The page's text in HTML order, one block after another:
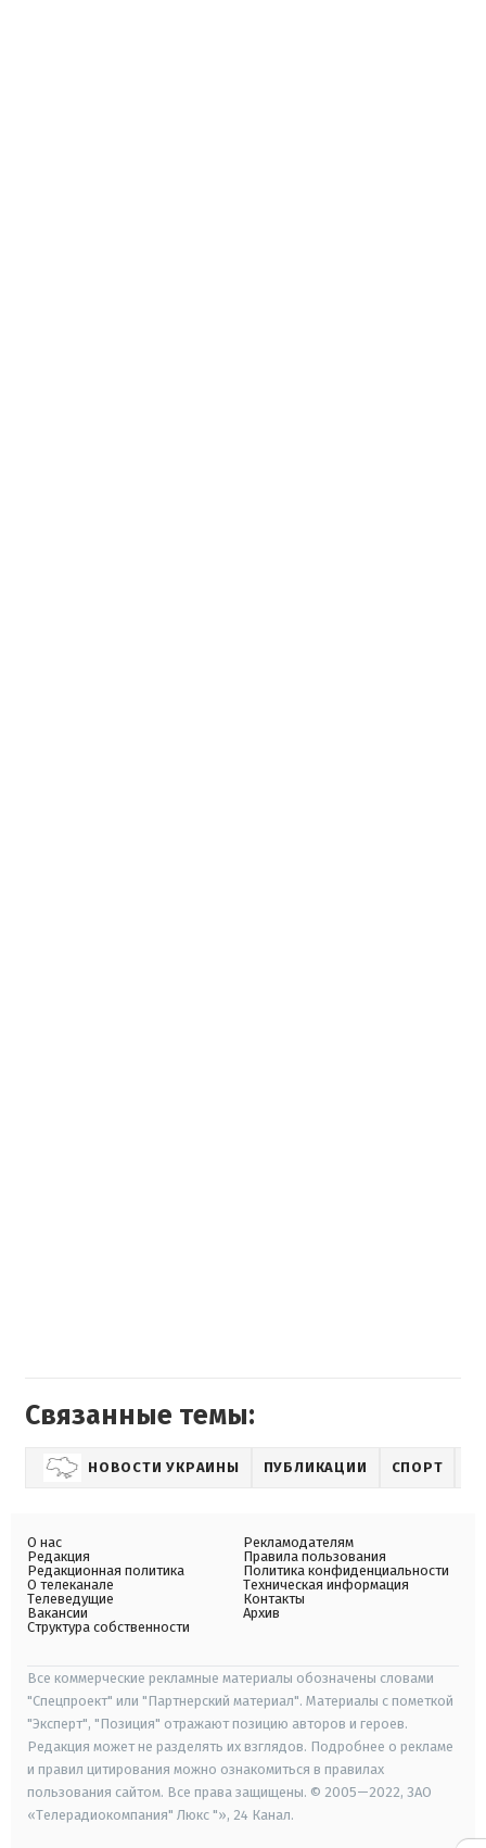
Связанные темы:
НОВОСТИ УКРАИНЫ ПУБЛИКАЦИИ СПОРТ
О нас
Редакция
Редакционная политика
О телеканале
Телеведущие
Вакансии
Структура собственности
Рекламодателям
Правила пользования
Политика конфиденциальности
Техническая информация
Контакты
Архив
Все коммерческие рекламные материалы обозначены словами
"Спецпроект" или "Партнерский материал". Материалы с пометкой
"Эксперт", "Позиция" отражают позицию авторов и героев.
Редакция может не разделять их взглядов. Подробнее о рекламе
и правил цитирования можно ознакомиться в правилах
пользования сайтом. Все права защищены. © 2005—2022, ЗАО
«Телерадиокомпания" Люкс "», 24 Канал.